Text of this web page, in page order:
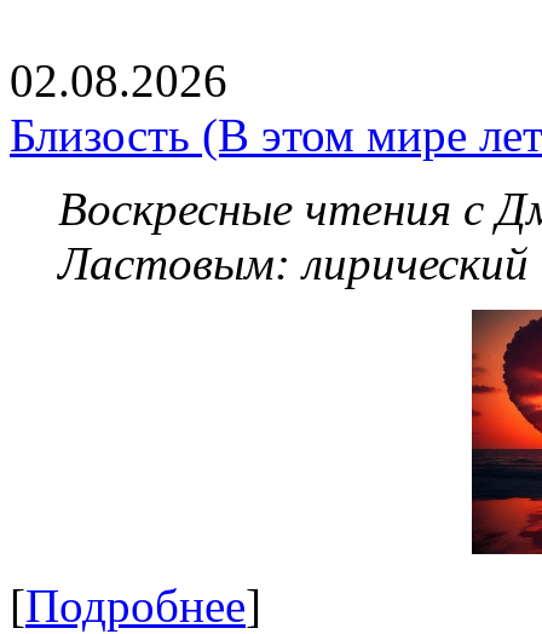
02.08.2026
Близость (В этом мире
Воскресные чтения с
Ластовым:
[Подробнее]